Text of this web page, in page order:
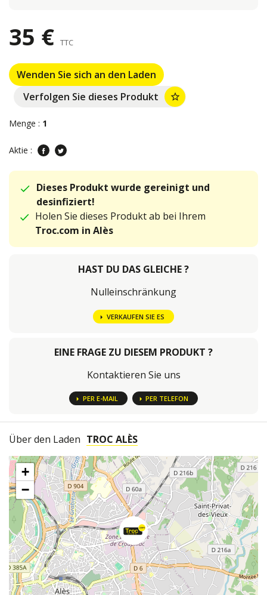
35 € TTC
Wenden Sie sich an den Laden
Verfolgen Sie dieses Produkt
star_border
Menge : 1
Aktie :
Dieses Produkt wurde gereinigt und
desinfiziert!
Holen Sie dieses Produkt ab bei Ihrem
Troc.com in Alès
HAST DU DAS GLEICHE ?
Nulleinschränkung
VERKAUFEN SIE ES
EINE FRAGE ZU DIESEM PRODUKT ?
Kontaktieren Sie uns
PER E-MAIL PER TELEFON
Über den Laden TROC ALÈS
+
−